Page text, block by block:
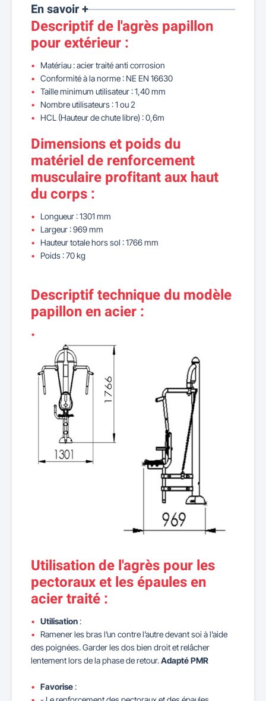
En savoir +
Descriptif de l'agrès papillon
pour extérieur :
Matériau : acier traité anti corrosion
Conformité à la norme : NE EN 16630
Taille minimum utilisateur : 1,40 mm
Nombre utilisateurs : 1 ou 2
HCL (Hauteur de chute libre) : 0,6m
Dimensions et poids du
matériel de renforcement
musculaire profitant aux haut
du corps :
Longueur : 1301 mm
Largeur : 969 mm
Hauteur totale hors sol : 1766 mm
Poids : 70 kg
Descriptif technique du modèle
papillon en acier :
Utilisation de l'agrès pour les
pectoraux et les épaules en
acier traité :
Utilisation:
Ramener les bras l’un contre l’autre devant soi à l’aide
des poignées. Garder les dos bien droit et relâcher
lentement lors de la phase de retour.Adapté PMR
Favorise: